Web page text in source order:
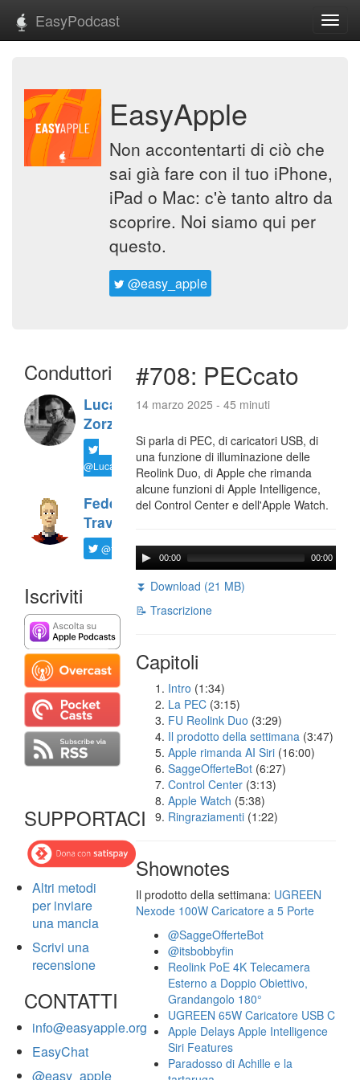
EasyPodcast
EasyApple
Non accontentarti di ciò che
sai già fare con il tuo iPhone,
iPad o Mac: c'è tanto altro da
scoprire. Noi siamo qui per
questo.
@easy_apple
Conduttori
Luca
Zorzi
@LucaTNT
Federico
Travaini
@ftrava
Iscriviti
SUPPORTACI
Altri metodi
per inviare
una mancia
Scrivi una
recensione
CONTATTI
info@easyapple.org
EasyChat
@easy_apple
#708: PECcato
14 marzo 2025 - 45 minuti
Si parla di PEC, di caricatori USB, di
una funzione di illuminazione delle
Reolink Duo, di Apple che rimanda
alcune funzioni di Apple Intelligence,
del Control Center e dell'Apple Watch.
00:00 00:00
⏬ Download (21 MB)
📝 Trascrizione
Capitoli
Intro (1:34)
La PEC (3:15)
FU Reolink Duo (3:29)
Il prodotto della settimana (3:47)
Apple rimanda AI Siri (16:00)
SaggeOfferteBot (6:27)
Control Center (3:13)
Apple Watch (5:38)
Ringraziamenti (1:22)
Shownotes
Il prodotto della settimana: UGREEN
Nexode 100W Caricatore a 5 Porte
@SaggeOfferteBot
@itsbobbyfin
Reolink PoE 4K Telecamera
Esterno a Doppio Obiettivo,
Grandangolo 180°
UGREEN 65W Caricatore USB C
Apple Delays Apple Intelligence
Siri Features
Paradosso di Achille e la